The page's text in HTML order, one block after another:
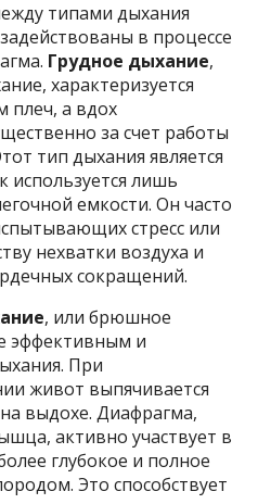
типами дыхания
в процессе
Грудное дыхание,
характеризуется
плеч, а вдох
за счет работы
тип дыхания является
используется лишь
емкости. Он часто
стресс или
нехватки воздуха и
сокращений.
, или брюшное
эффективным и
При
живот выпячивается
выдохе. Диафрагма,
активно участвует в
глубокое и полное
Это способствует